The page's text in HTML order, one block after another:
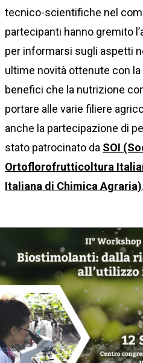
tecnico-scientifiche nel
partecipanti hanno gremito
per informarsi sugli aspetti
ultime novità ottenute con la
benefici che la nutrizione
portare alle varie filiere
anche la partecipazione di
stato patrocinato da SOI
Ortoflorofrutticoltura
Italiana di Chimica Agraria).